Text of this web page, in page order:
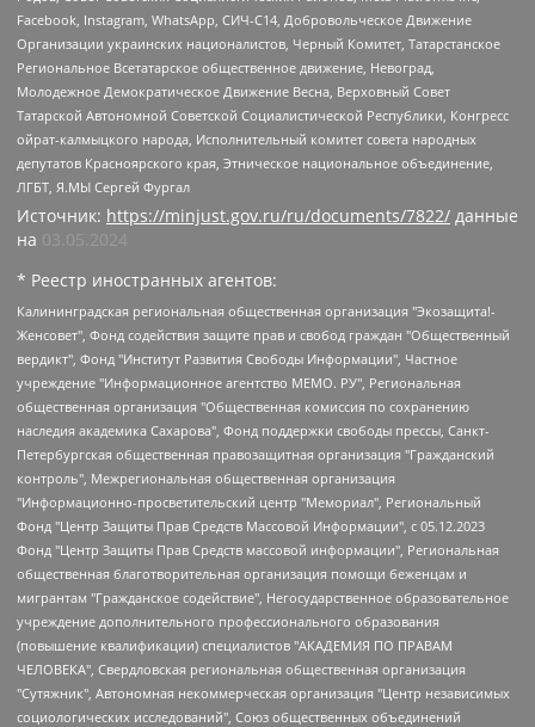
Facebook, Instagram, WhatsApp, СИЧ-С14, Добровольческое Движение
Организации украинских националистов, Черный Комитет, Татарстанское
Региональное Всетатарское общественное движение, Невоград,
Молодежное Демократическое Движение Весна, Верховный Совет
Татарской Автономной Советской Социалистической Республики, Конгресс
ойрат-калмыцкого народа, Исполнительный комитет совета народных
депутатов Красноярского края, Этническое национальное объединение,
ЛГБТ, Я.МЫ Сергей Фургал
Источник: https://minjust.gov.ru/ru/documents/7822/ данные
на 03.05.2024
* Реестр иностранных агентов:
Калининградская региональная общественная организация "Экозащита!-Женсовет", Фонд содействия защите прав и свобод граждан "Общественный вердикт", Фонд "Институт Развития Свободы Информации", Частное учреждение "Информационное агентство МЕМО. РУ", Региональная общественная организация "Общественная комиссия по сохранению наследия академика Сахарова", Фонд поддержки свободы прессы, Санкт-Петербургская общественная правозащитная организация "Гражданский контроль", Межрегиональная общественная организация "Информационно-просветительский центр "Мемориал", Региональный Фонд "Центр Защиты Прав Средств Массовой Информации", с 05.12.2023 Фонд "Центр Защиты Прав Средств массовой информации", Региональная общественная благотворительная организация помощи беженцам и мигрантам "Гражданское содействие", Негосударственное образовательное учреждение дополнительного профессионального образования (повышение квалификации) специалистов "АКАДЕМИЯ ПО ПРАВАМ ЧЕЛОВЕКА", Свердловская региональная общественная организация "Сутяжник", Автономная некоммерческая организация "Центр независимых социологических исследований", Союз общественных объединений "Российский исследовательский центр по правам человека", Региональное общественное учреждение научно-информационный центр "МЕМОРИАЛ", Некоммерческая организация "Фонд защиты гласности", Автономная некоммерческая организация "Институт прав человека", Городская общественная организация "Екатеринбургское общество "МЕМОРИАЛ", Городская общественная организация "Рязанское историко-просветительское и правозащитное общество "Мемориал" (Рязанский Мемориал), Челябинский региональный орган общественной самодеятельности – женское общественное объединение "Женщины Евразии", Челябинский региональный орган общественной самодеятельности "Уральская правозащитная группа", Фонд содействия защите здоровья и социальной справедливости имени Андрея Рылькова, Автономная Некоммерческая Организация "Аналитический Центр Юрия Левады", Автономная некоммерческая организация социальной поддержки населения "Проект Апрель", Региональная общественная организация помощи женщинам и детям, находящимся в кризисной ситуации "Информационно-методический центр "Анна", Фонд содействия развитию массовых коммуникаций и правовому просвещению "Так-так-Так", Фонд содействия устойчивому развитию "Серебряная тайга", Свердловский региональный общественный фонд социальных проектов "Новое время", "Idel.Реалии", Кавказ.Реалии, Крым.Реалии, Телеканал Настоящее Время, Татаро-башкирская служба Радио Свобода (Azatliq Radiosi), Радио Свободная Европа/Радио Свобода (PCE/PC), "Сибирь.Реалии", "Фактограф", Благотворительный фонд помощи осужденным и их семьям, Автономная некоммерческая организация "Институт глобализации и социальных движений", Фонд "В защиту прав заключенных", Частное учреждение "Центр поддержки и содействия развитию средств массовой информации", Пензенский региональный общественный благотворительный фонд "Гражданский союз", "Север.Реалии", Некоммерческая организация Фонд "Правовая инициатива", Общество с ограниченной ответственностью "Радио Свободная Европа/Радио Свобода", Чешское информационное агентство "MEDIUM-ORIENT", Красноярская региональная общественная организация "Мы против СПИДа", Камалягин Денис Николаевич, Маркелов Сергей Евгеньевич, Пономарев Лев Александрович, Савицкая Людмила Алексеевна, Автономная некоммерческая организация "Центр по работе с проблемой насилия "НАСИЛИЮ.НЕТ", Межрегиональный профессиональный союз работников здравоохранения "Альянс врачей", Юридическое лицо, зарегистрированное в Латвийской Республике, SIA "Medusa Project" (регистрационный номер 40103797863, дата регистрации 10.06.2014), Некоммерческая организация "Фонд по борьбе с коррупцией", Автономная некоммерческая организация "Институт права и публичной политики", Баданин Роман Сергеевич, Гликин Максим Александрович, Железнова Мария Михайловна, Лукьянова Юлия Сергеевна, Маетная Елизавета Витальевна, Маняхин Петр Борисович, Чуракова Ольга Владимировна, Ярош Юлия Петровна, Юридическое лицо "The Insider SIA", зарегистрированное в Риге, Латвийская Республика (дата регистрации 26.06.2015), являющееся администратором доменного имени интернет-издания "The Insider SIA", https://theins.ru, Постернак Алексей Евгеньевич, Рубин Михаил Аркадьевич, Анин Роман Александрович, Юридическое лицо Istories fonds, зарегистрированное в Латвийской Республике (регистрационный номер 50008295751, дата регистрации 24.02.2020), Великовский Дмитрий Александрович, Долинина Ирина Николаевна, Мароховская Алеся Алексеевна, Шлейнов Роман Юрьевич, Шмагун Олеся Валентиновна, Общество с ограниченной ответственностью "Альтаир 2021", Общество с ограниченной ответственностью "Вега 2021", Общество с ограниченной ответственностью "Главный редактор 2021", Общество с ограниченной ответственностью "Ромашки монолит", Важенков Артем Валерьевич, Ивановская областная общественная организация "Центр гендерных исследований", Гурман Юрий Альбертович, Медиапроект "ОВД-Инфо", Егоров Владимир Владимирович, Жилинский Владимир Александрович, Общество с ограниченной ответственностью "ЗП", Иванова София Юрьевна, Карезина Инна Павловна, Кильтау Екатерина Викторовна, Петров Алексей Викторович, Пискунов Сергей Евгеньевич, Смирнов Сергей Сергеевич, Тихонов Михаил Сергеевич, Общество с ограниченной ответственностью "ЖУРНАЛИСТ-ИНОСТРАННЫЙ АГЕНТ", Арапова Галина Юрьевна, Вольтская Татьяна Анатольевна, Американская компания "Mason G.E.S. Anonymous Foundation" (США), являющаяся владельцем интернет-издания https://mnews.world/, Компания "Stichting Bellingcat", зарегистрированная в Нидерландах (дата регистрации 11.07.2018), Захаров Андрей Вячеславович, Клепиковская Екатерина Дмитриевна, Общество с ограниченной ответственностью "МЕМО", Перл Роман Александрович, Симонов Евгений Алексеевич, Соловьева Елена Анатольевна, Сотников Даниил Владимирович, Сурначева Елизавета Дмитриевна, Автономная некоммерческая организация по защите прав человека и информированию населения "Якутия – Наше Мнение", Общество с ограниченной ответственностью "Москоу диджитал медиа", с 26.01.2023 Общество с ограниченной ответственностью "Чайка Белые сады", Ветошкина Валерия Валерьевна, Заговора Максим Александрович, Межрегиональное общественное движение "Российская ЛГБТ - сеть", Оленичев Максим Владимирович, Павлов Иван Юрьевич, Скворцова Елена Сергеевна, Общество с ограниченной ответственностью "Как бы инагент", Кочетков Игорь Викторович, Общество с ограниченной ответственностью "Честные выборы", Еланчик Олег Александрович, Общество с ограниченной ответственностью "Нобелевский призыв", Гималова Регина Эмилевна, Григорьев Андрей Валерьевич, Григорьева Алина Александровна, Ассоциация по содействию защите прав призывников, альтернативнослужащих и военнослужащих "Правозащитная группа "Гражданин.Армия.Право", Хисамова Регина Фаритовна, Автономная некоммерческая организация по реализации социально-правовых программ "Лилит", Дальневосточное общественное движение "Маяк", Санкт-Петербургская ЛГБТ-инициативная группа "Выход", Инициативная группа ЛГБТ+ "Реверс", Алексеев Андрей Викторович, Бекбулатова Таисия Львовна, Беляев Иван Михайлович, Владыкина Елена Сергеевна, Гельман Марат Александрович, Никульшина Вероника Юрьевна, Толоконникова Надежда Андреевна, Шендерович Виктор Анатольевич, Общество с ограниченной ответственностью "Данное сообщение", Общество с ограниченной ответственностью Издательский дом "Новая глава", Айнбиндер Александра Александровна, Московский комьюнити-центр для ЛГБТ+инициатив, Благотворительный фонд развития филантропии, Deutsche Welle (Германия, Kurt-Schumacher-Strasse 3, 53113 Bonn), Борзунова Мария Михайловна, Воробьев Виктор Викторович, Голубева Анна Львовна, Константинова Алла Михайловна, Малкова Ирина Владимировна, Мурадов Мурад Абдулгалимович, Осетинская Елизавета Николаевна, Понасенков Евгений Николаевич, Ганапольский Матвей Юрьевич, Киселев Евгений Алексеевич, Борухович Ирина Григорьевна, Дремин Иван Тимофеевич, Дубровский Дмитрий Викторович, Красноярская региональная общественная организация поддержки и развития альтернативных образовательных технологий и межкультурных коммуникаций "ИНТЕРРА", Маяковская Екатерина Алексеевна, Фейгин Марк Захарович, Филимонов Андрей Викторович, Дзугкоева Регина Николаевна, Доброхотов Роман Александрович, Дудь Юрий Александрович, Елкин Сергей Владимирович, Кругликов Кирилл Игоревич, Сабунаева Мария Леонидовна, Семенов Алексей Владимирович, Шаинян Карен Багратович, Шульман Екатерина Михайловна, Асафьев Артур Валерьевич, Вахштайн Виктор Семенович, Венедиктов Алексей Алексеевич, Лушникова Екатерина Евгеньевна, Волков Леонид Михайлович, Невзоров Александр Глебович, Пархоменко Сергей Борисович, Сироткин Ярослав Николаевич, Кара-Мурза Владимир Владимирович, Баранова Наталья Владимировна, Гозман Леонид Яковлевич, Кагарлицкий Борис Юльевич, Климарев Михаил Валерьевич, Милов Владимир Станиславович, Автономная некоммерческая организация Краснодарский центр современного искусства "Типография", Моргенштерн Алишер Тагирович, Соболь Любовь Эдуардовна, Общество с ограниченной ответственностью "ЛИЗА НОРМ", Каспаров Гарри Кимович, Ходорковский Михаил Борисович, Общество с ограниченной ответственностью "Апрельские тезисы", Данилович Ирина Брониславовна, Кашин Олег Владимирович, Петров Николай Владимирович, Пивоваров Алексей Владимирович, Соколов Михаил Владимирович, Цветкова Юлия Владимировна, Чичваркин Евгений Александрович, Комитет против пыток/Команда против пыток, Общество с ограниченной ответственностью "Первый научный", Общество с ограниченной ответственностью "Вертолет и ко", Белоцерковская Вероника Борисовна, Кац Максим Евгеньевич, Лазарева Татьяна Юрьевна, Шаведдинов Руслан Табризович, Яшин Илья Валерьевич, Общество с ограниченной ответственностью "Иноагент ААВ", Алешковский Дмитрий Петрович, Альбац Евгения Марковна, Быков Дмитрий Львович, Галямина Юлия Евгеньевна, Лойко Сергей Леонидович, Мартынов Кирилл Константинович, Медведев Сергей Александрович, Крашенинников Федор Геннадиевич, Гордеева Катерина Вл